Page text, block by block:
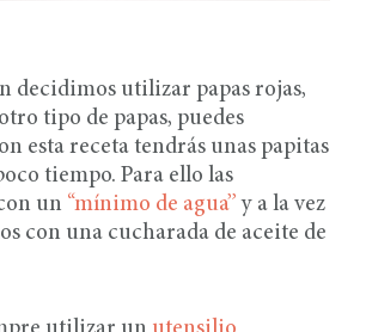
decidimos utilizar papas rojas,
tipo de papas, puedes
esta receta tendrás unas papitas
tiempo. Para ello las
un “mínimo de agua”y a la vez
con una cucharada de aceite de